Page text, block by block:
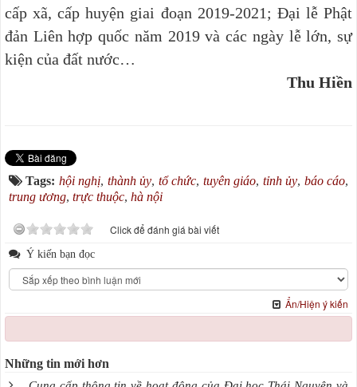
cấp xã, cấp huyện giai đoạn 2019-2021; Đại lễ Phật
đản Liên hợp quốc năm 2019 và các ngày lễ lớn, sự
kiện của đất nước…
Thu Hiền
Tags: hội nghị, thành ủy, tổ chức, tuyên giáo, tỉnh ủy, báo cáo,
trung ương, trực thuộc, hà nội
Click để đánh giá bài viết
Ý kiến bạn đọc
Ẩn/Hiện ý kiến
Những tin mới hơn